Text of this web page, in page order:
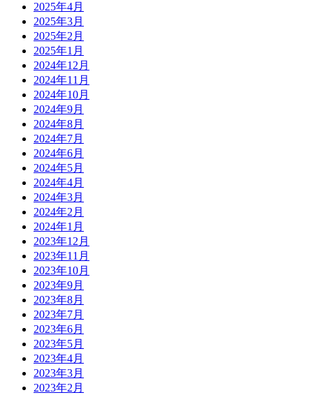
2025年4月
2025年3月
2025年2月
2025年1月
2024年12月
2024年11月
2024年10月
2024年9月
2024年8月
2024年7月
2024年6月
2024年5月
2024年4月
2024年3月
2024年2月
2024年1月
2023年12月
2023年11月
2023年10月
2023年9月
2023年8月
2023年7月
2023年6月
2023年5月
2023年4月
2023年3月
2023年2月